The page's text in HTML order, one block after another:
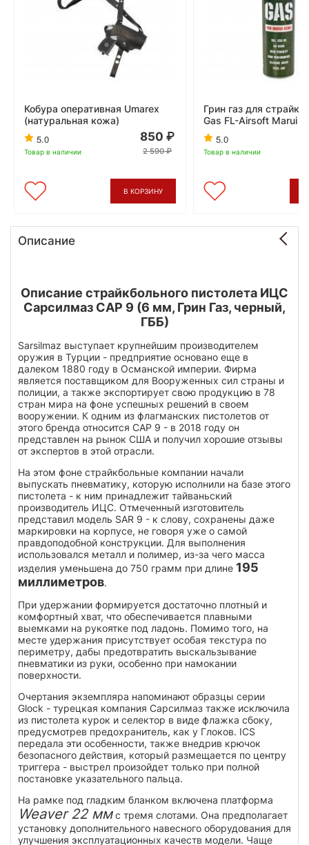
Кобура оперативная Umarex
(натуральная кожа)
5.0
Товар в наличии
850
2 590
В КОРЗИНУ
Грин газ для
Gas FL-Airsoft Marui
5.0
Товар в наличии
Описание
Описание страйкбольного пистолета ИЦС
Сарсилмаз САР 9 (6 мм, Грин Газ, черный,
ГББ)
Sarsilmaz выступает крупнейшим производителем
оружия в Турции - предприятие основано еще в
далеком 1880 году в Османской империи. Фирма
является поставщиком для Вооруженных сил страны и
полиции, а также экспортирует свою продукцию в 78
стран мира на фоне успешных решений в своем
вооружении. К одним из флагманских пистолетов от
этого бренда относится САР 9 - в 2018 году он
представлен на рынок США и получил хорошие отзывы
от экспертов в этой отрасли.
На этом фоне страйкбольные компании начали
выпускать пневматику, которую исполнили на базе этого
пистолета - к ним принадлежит тайваньский
производитель ИЦС. Отмеченный изготовитель
представил модель SAR 9 - к слову, сохранены даже
маркировки на корпусе, не говоря уже о самой
правдоподобной конструкции. Для выполнения
использовался металл и полимер, из-за чего масса
изделия уменьшена до 750 грамм при длине 195
миллиметров.
При удержании формируется достаточно плотный и
комфортный хват, что обеспечивается плавными
выемками на рукоятке под ладонь. Помимо того, на
месте удержания присутствует особая текстура по
периметру, дабы предотвратить выскальзывание
пневматики из руки, особенно при намокании
поверхности.
Очертания экземпляра напоминают образцы серии
Glock - турецкая компания Сарсилмаз также исключила
из пистолета курок и селектор в виде флажка сбоку,
предусмотрев предохранитель, как у Глоков. ICS
передала эти особенности, также внедрив крючок
безопасного действия, который размещается по центру
триггера - выстрел произойдет только при полной
постановке указательного пальца.
На рамке под гладким бланком включена платформа
Weaver 22 ммс тремя слотами. Она предполагает
установку дополнительного навесного оборудования для
улучшения эксплуатационных качеств модели. Чаще